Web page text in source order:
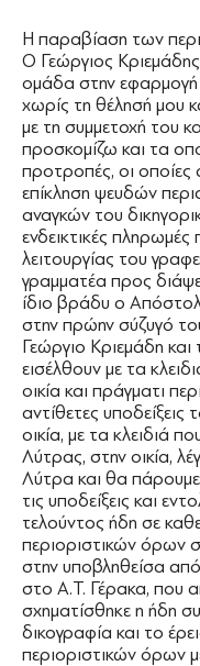
Η παραβίαση των
Ο Γεώργιος
ομάδα στην εφαρμογή
χωρίς τη θέλησή μου
με τη συμμετοχή του
προσκομίζω και τα
προτροπές, οι οποίες
επίκληση ψευδών
αναγκών του
ενδεικτικές πληρωμές
λειτουργίας του
γραμματέα προς
ίδιο βράδυ ο
στην πρώην σύζυγό
Γεώργιο Κριεμάδη
εισέλθουν με τα
οικία και πράγματι
αντίθετες
οικία, με τα κλειδιά
Λύτρας, στην οικία,
Λύτρα και θα πάρουμε
τις υποδείξεις και
τελούντος ήδη σε
περιοριστικών όρων
στην υποβληθείσα
στο Α.Τ. Γέρακα, που
σχηματίσθηκε η ήδη
δικογραφία και το
περιοριστικών όρων